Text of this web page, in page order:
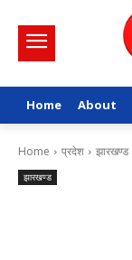
Home About
Home प्रदेश झारखण्ड
झारखण्ड